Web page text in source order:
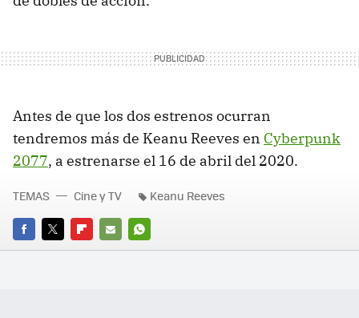
Antes de que los dos estrenos ocurran
tendremos más de Keanu Reeves en Cyberpunk
2077, a estrenarse el 16 de abril del 2020.
FACEBOOK
TWITTERFLIPBOARD
E-
WHATSAPP
TEMAS Cine y TV Keanu Reeves